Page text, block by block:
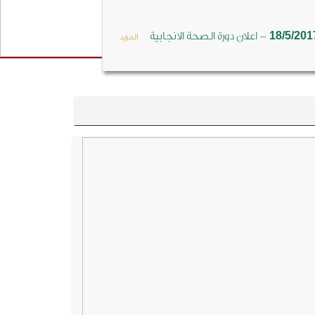
18/5/
- اعلان دورة الصحة الانجابية المزيد